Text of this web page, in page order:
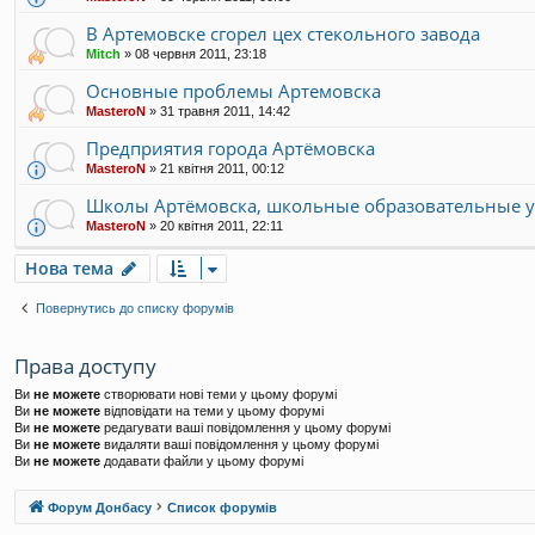
В Артемовске сгорел цех стекольного завода
Mitch » 08 червня 2011, 23:18
Основные проблемы Артемовска
MasteroN » 31 травня 2011, 14:42
Предприятия города Артёмовска
MasteroN » 21 квітня 2011, 00:12
Школы Артёмовска, школьные образовательные
MasteroN » 20 квітня 2011, 22:11
Нова тема
Повернутись до списку форумів
Права доступу
Ви не можете створювати нові теми у цьому форумі
Ви не можете відповідати на теми у цьому форумі
Ви не можете редагувати ваші повідомлення у цьому форумі
Ви не можете видаляти ваші повідомлення у цьому форумі
Ви не можете додавати файли у цьому форумі
Форум Донбасу Список форумів